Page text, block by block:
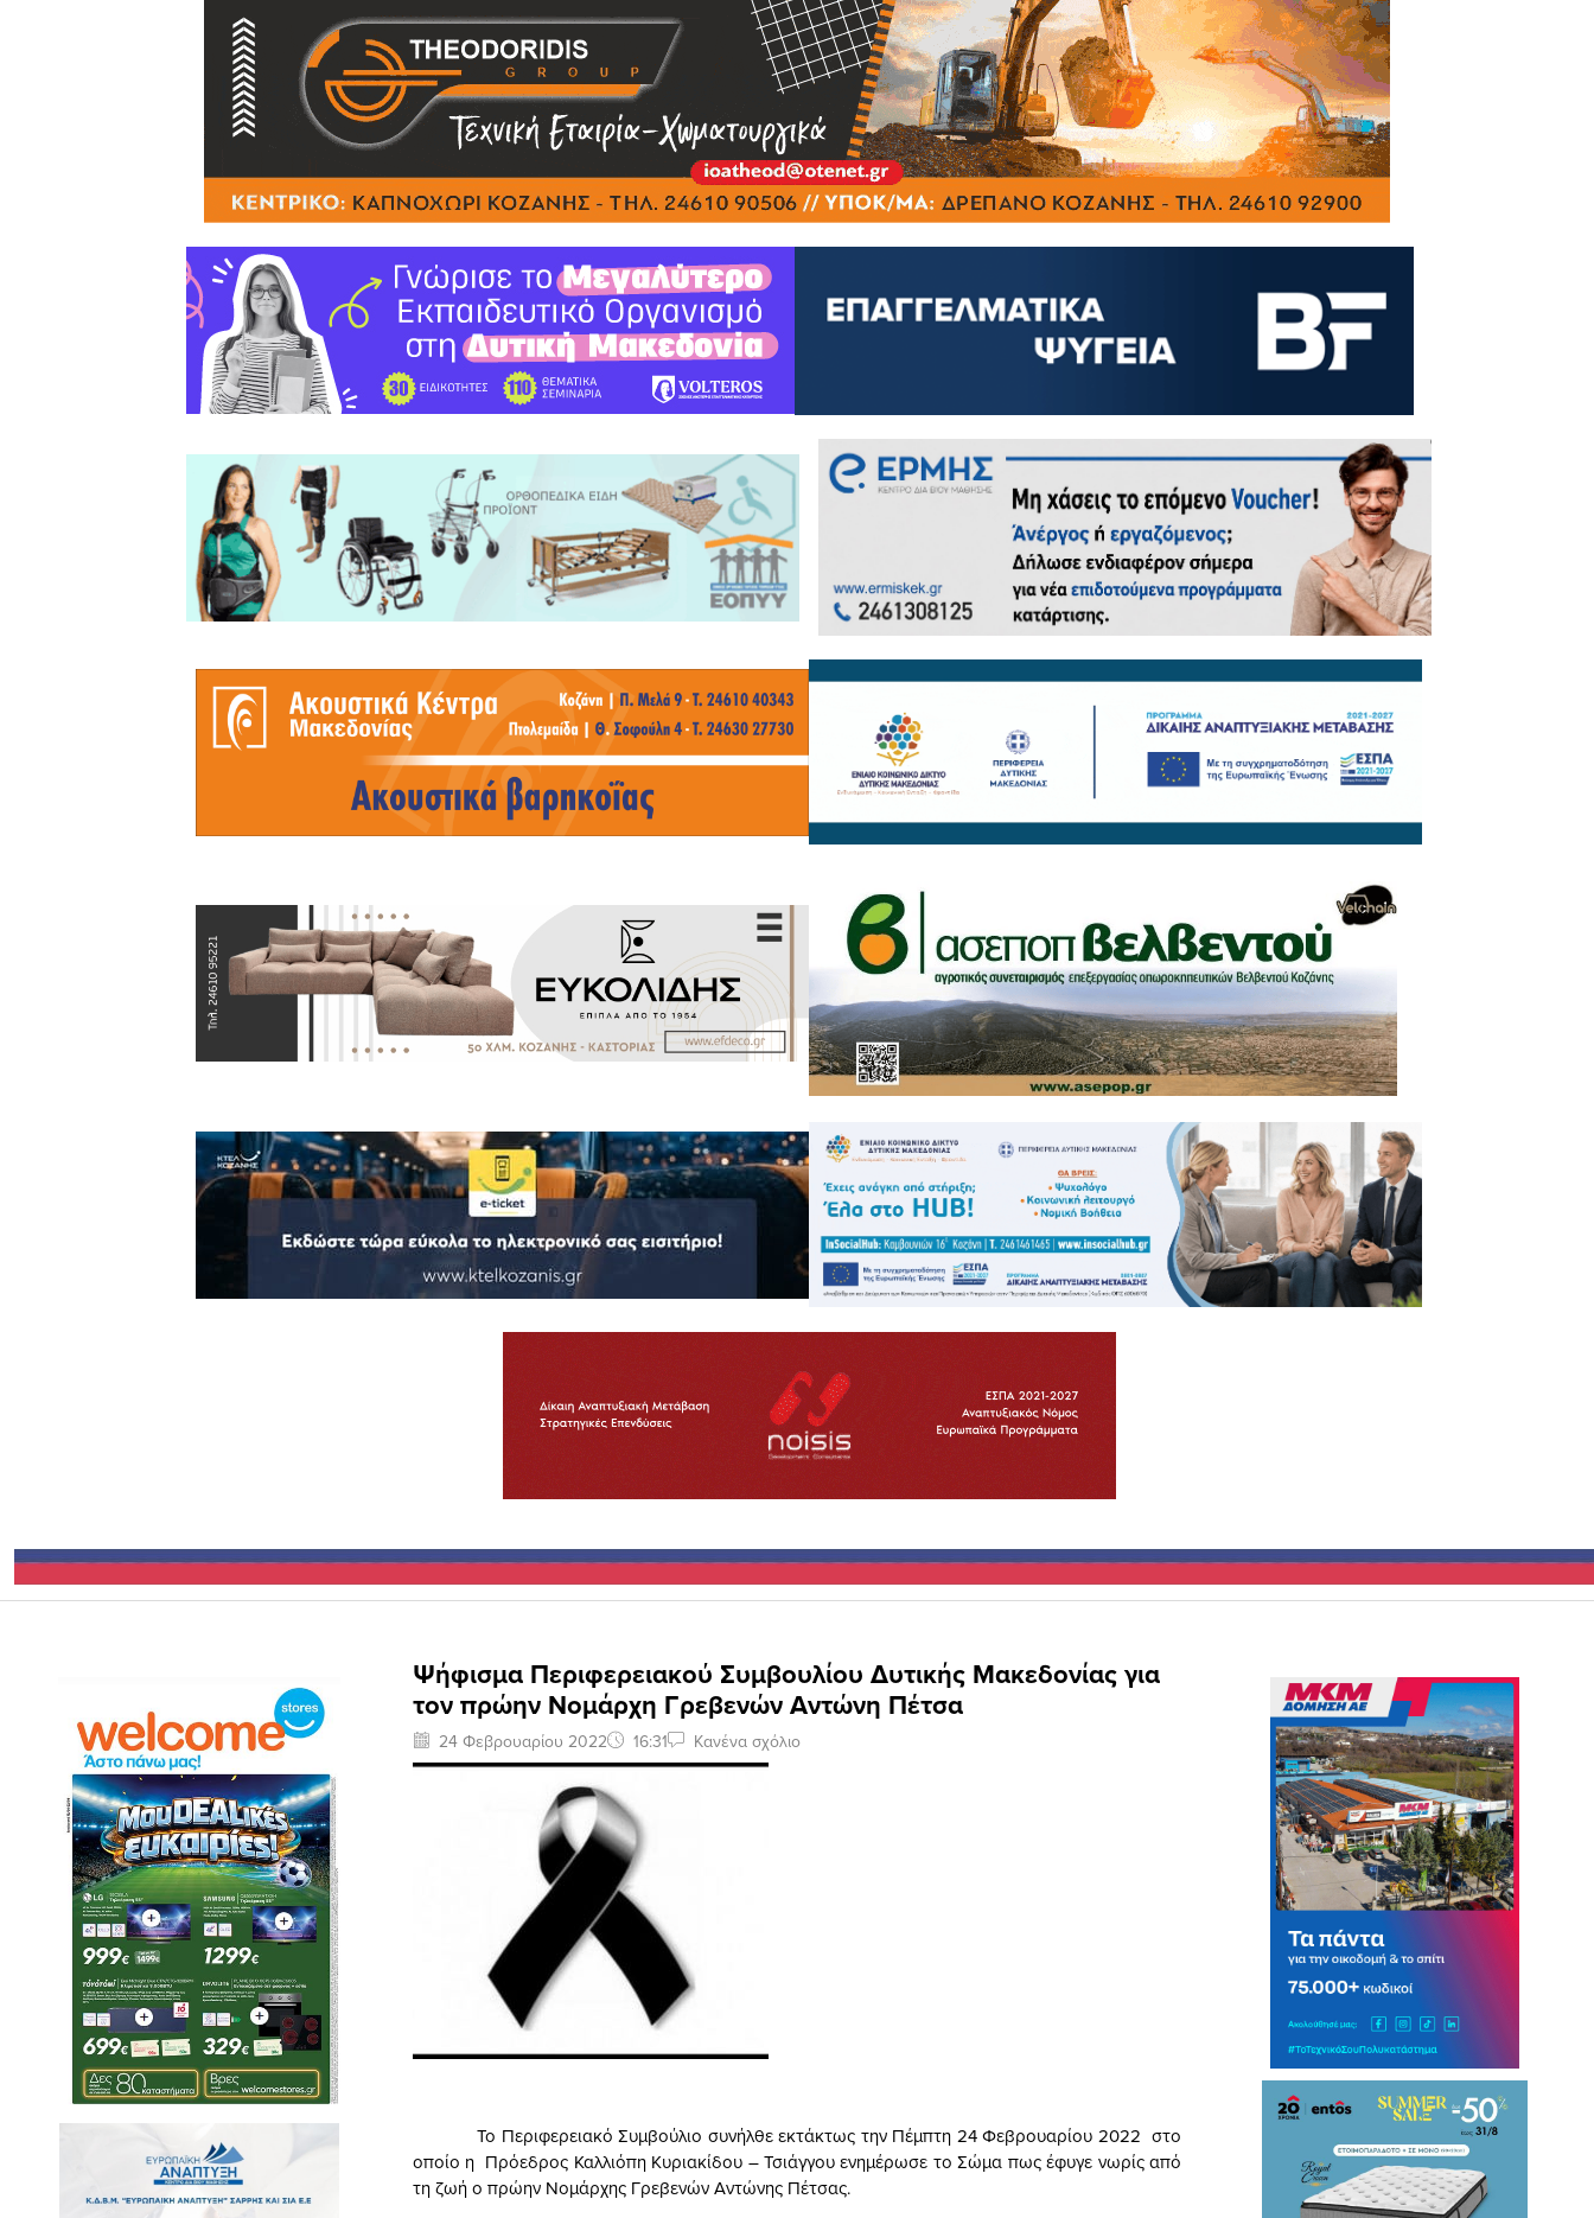
Ψήφισμα Περιφερειακού Συμβουλίου Δυτικής Μακεδονίας για
τον πρώην Νομάρχη Γρεβενών Αντώνη Πέτσα
24 Φεβρουαρίου 2022 16:31 Κανένα σχόλιο
Το Περιφερειακό Συμβούλιο συνήλθε εκτάκτως την Πέμπτη 24 Φεβρουαρίου 2022 στο
οποίο η Πρόεδρος Καλλιόπη Κυριακίδου – Τσιάγγου ενημέρωσε το Σώμα πως έφυγε νωρίς από
τη ζωή ο πρώην Νομάρχης Γρεβενών Αντώνης Πέτσας.